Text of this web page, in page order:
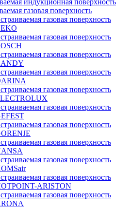
индукционная поверхность
газовая поверхность
газовая поверхность
газовая поверхность
газовая поверхность
газовая поверхность
газовая поверхность
газовая поверхность
газовая поверхность
газовая поверхность
газовая поверхность
газовая поверхность
ARISTON
газовая поверхность